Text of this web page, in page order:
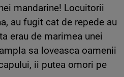
mandarine! Locuitorii
au fugit cat de repede au
erau de marimea unei
sa loveasca oamenii
ii putea omori pe